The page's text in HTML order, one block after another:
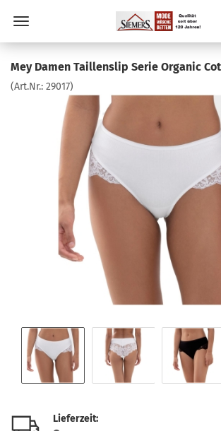
Mey Damen Taillenslip Serie Organic
(Art.Nr.: 29017)
Lieferzeit: